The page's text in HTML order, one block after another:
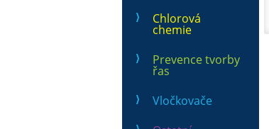
Chlorová
chemie
Prevence tvorby
řas
Vločkovače